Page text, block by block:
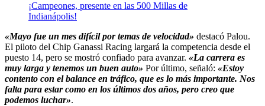
¡Campeones, presente en las 500 Millas de
Indianápolis!
«Mayo fue un mes difícil por temas de velocidad» destacó Palou.
El piloto del Chip Ganassi Racing largará la competencia desde el
puesto 14, pero se mostró confiado para avanzar. «La carrera es
muy larga y tenemos un buen auto» Por último, señaló: «Estoy
contento con el balance en tráfico, que es lo más importante. Nos
falta para estar como en los últimos dos años, pero creo que
podemos luchar».